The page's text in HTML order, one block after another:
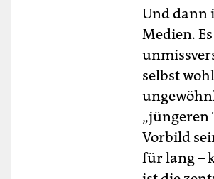
Und dann
Medien.
selbst
„jüngeren
Vorbild
für lang –